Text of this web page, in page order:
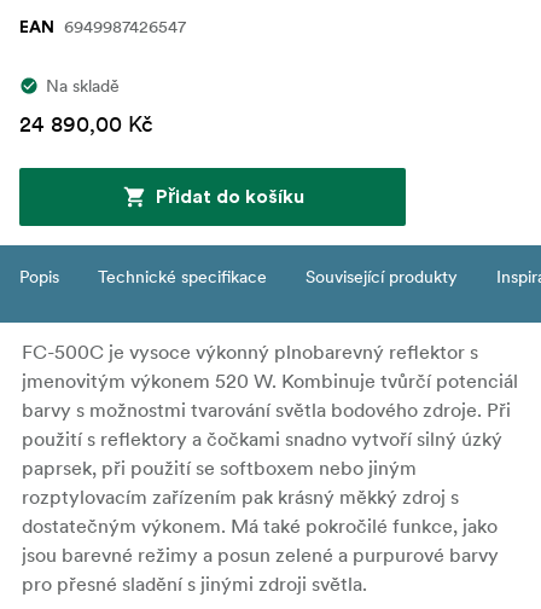
EAN 6949987426547
Na skladě
24 890,00 Kč
Přidat do košíku
Popis Technické specifikace Související produkty
FC-500C je vysoce výkonný plnobarevný reflektor s
jmenovitým výkonem 520 W. Kombinuje tvůrčí potenciál
barvy s možnostmi tvarování světla bodového zdroje. Při
použití s reflektory a čočkami snadno vytvoří silný úzký
paprsek, při použití se softboxem nebo jiným
rozptylovacím zařízením pak krásný měkký zdroj s
dostatečným výkonem. Má také pokročilé funkce, jako
jsou barevné režimy a posun zelené a purpurové barvy
pro přesné sladění s jinými zdroji světla.